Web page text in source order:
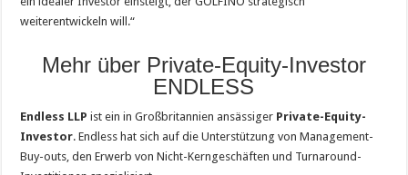
weiterentwickeln will.“
Mehr über Private-Equity-Investor
ENDLESS
Endless LLP ist ein in Großbritannien ansässiger Private-Equity-
Investor. Endless hat sich auf die Unterstützung von Management-
Buy-outs, den Erwerb von Nicht-Kerngeschäften und Turnaround-